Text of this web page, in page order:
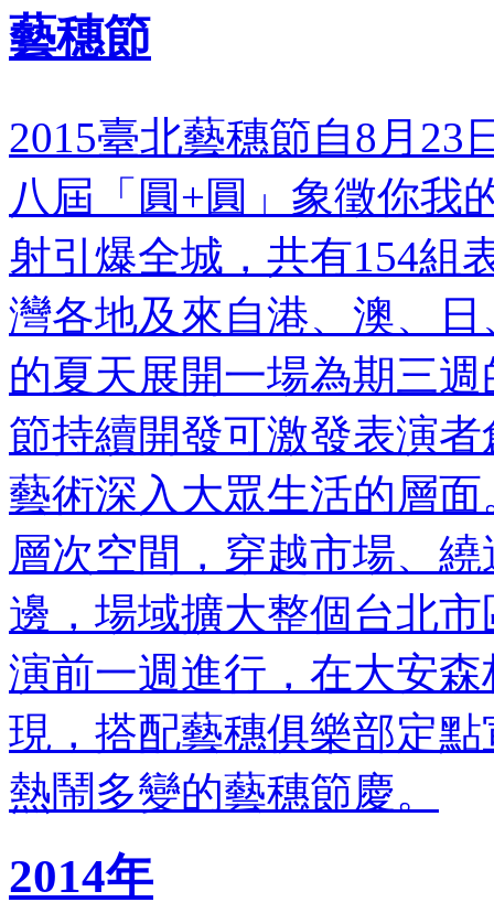
藝穗節
2015臺北藝穗節自8月23
八屆「圓+圓」象徵你我
射引爆全城，共有154組
灣各地及來自港、澳、
的夏天展開一場為期三
節持續開發可激發表演
藝術深入大眾生活的層
層次空間，穿越市場、
邊，場域擴大整個台北
演前一週進行，在大安
現，搭配藝穗俱樂部定
熱鬧多變的藝穗節慶。
2014年